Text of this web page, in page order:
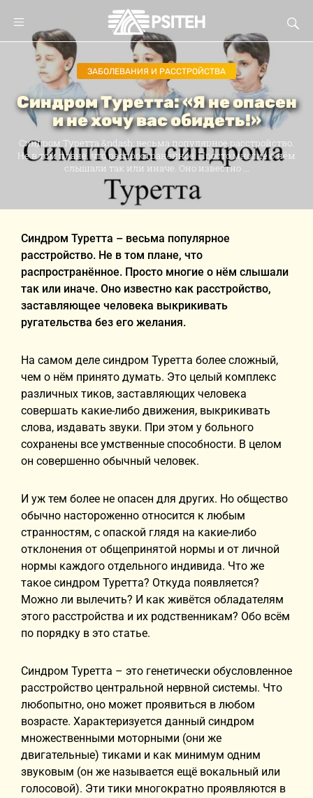
ЗАБОЛЕВАНИЯ И РАССТРОЙСТВА
Синдром Туретта: «Я не опасен
и не хочу вас обидеть!»
Синдром Туретта &ndash; весьма популярное расстройство.
Не в том плане, что распространённое. Просто многие о нём
слышали так или иначе. Оно известно ...
Синдром Туретта – весьма популярное
расстройство. Не в том плане, что
распространённое. Просто многие о нём слышали
так или иначе. Оно известно как расстройство,
заставляющее человека выкрикивать
ругательства без его желания.
На самом деле синдром Туретта более сложный,
чем о нём принято думать. Это целый комплекс
различных тиков, заставляющих человека
совершать какие-либо движения, выкрикивать
слова, издавать звуки. При этом у больного
сохранены все умственные способности. В целом
он совершенно обычный человек.
И уж тем более не опасен для других. Но общество
обычно настороженно относится к любым
странностям, с опаской глядя на какие-либо
отклонения от общепринятой нормы и от личной
нормы каждого отдельного индивида. Что же
такое синдром Туретта? Откуда появляется?
Можно ли вылечить? И как живётся обладателям
этого расстройства и их родственникам? Обо всём
по порядку в это статье.
Синдром Туретта – это генетически обусловленное
расстройство центральной нервной системы. Что
любопытно, оно может проявиться в любом
возрасте. Характеризуется данный синдром
множественными моторными (они же
двигательные) тиками и как минимум одним
звуковым (он же называется ещё вокальный или
голосовой). Эти тики многократно проявляются в